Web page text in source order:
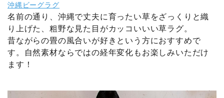
沖縄ビーグラグ
名前の通り、沖縄で丈夫に育ったい草をざっくりと織
り上げた、粗野な見た目がカッコいいい草ラグ。
昔ながらの畳の風合いが好きという方におすすめで
す。自然素材ならではの経年変化もお楽しみいただけ
ます！